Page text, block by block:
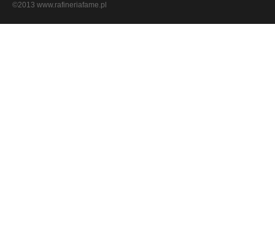
©2013 www.rafineriafame.pl